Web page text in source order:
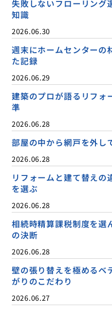
失敗しないフローリング
知識
2026.06.30
週末にホームセンターの
た記録
2026.06.29
建築のプロが語るリフォ
準
2026.06.28
部屋の中から網戸を外し
2026.06.28
リフォームと建て替えの
を選ぶ
2026.06.28
相続時精算課税制度を選
の決断
2026.06.28
壁の張り替えを極めるベ
がりのこだわり
2026.06.27